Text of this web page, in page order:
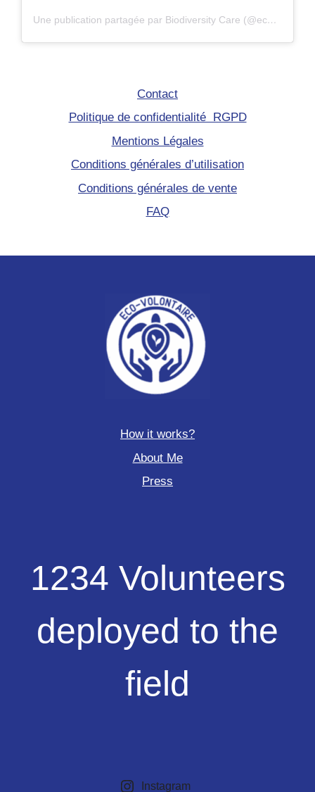
Une publication partagée par Biodiversity Care (@eco.volontaire)
Contact
Politique de confidentialité RGPD
Mentions Légales
Conditions générales d’utilisation
Conditions générales de vente
FAQ
How it works?
About Me
Press
Volunteers
field
1234 Volunteers
deployed to the
field
Instagram